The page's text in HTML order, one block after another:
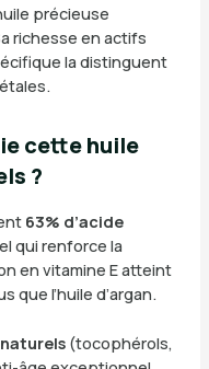
précieuse
richesse en actifs
la distinguent
cette huile
?
63% d’acide
qui renforce la
en vitamine E atteint
que l’huile d’argan.
(tocophérols,